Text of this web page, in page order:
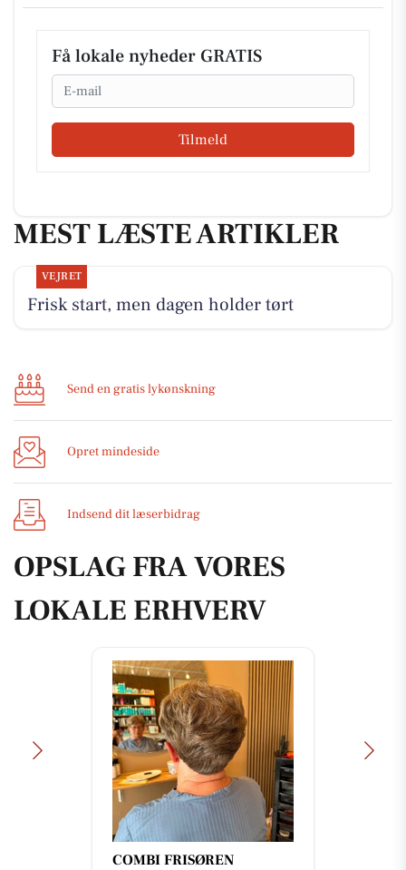
Få lokale nyheder GRATIS
Email
Tilmeld
MEST LÆSTE ARTIKLER
VEJRET
Frisk start, men dagen holder tørt
Send en gratis lykønskning
Opret mindeside
Indsend dit læserbidrag
OPSLAG FRA VORES
LOKALE ERHVERV
COMBI FRISØREN